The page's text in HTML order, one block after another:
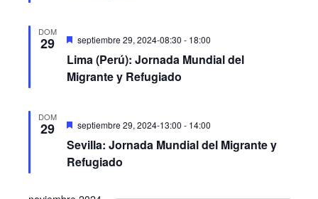
DOM
29
Lima (Perú): Jornada Mundial del
Migrante y Refugiado
Destacado
septiembre 29, 2024-08:30 - 18:00
DOM
29
Sevilla: Jornada Mundial del Migrante y
Refugiado
Destacado
septiembre 29, 2024-13:00 - 14:00